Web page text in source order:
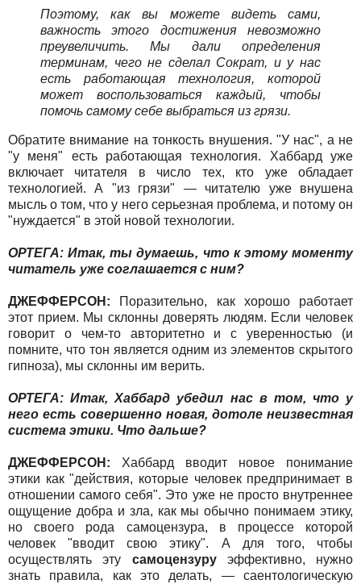
Поэтому, как вы можете видеть сами,
важность этого достижения невозможно
преувеличить. Мы дали определения
терминам, чего не сделал Сократ, и у нас
есть работающая технология, которой
может воспользоваться каждый, чтобы
помочь самому себе выбраться из грязи.
Обратите внимание на тонкость внушения. "У нас", а не
"у меня" есть работающая технология. Хаббард уже
включает читателя в число тех, кто уже обладает
технологией. А "из грязи" — читателю уже внушена
мысль о том, что у него серьезная проблема, и потому он
"нуждается" в этой новой технологии.
ОРТЕГА: Итак, ты думаешь, что к этому моменту
читатель уже соглашается с ним?
ДЖЕФФЕРСОН: Поразительно, как хорошо работает
этот прием. Мы склонны доверять людям. Если человек
говорит о чем-то авторитетно и с уверенностью (и
помните, что тон является одним из элементов скрытого
гипноза), мы склонны им верить.
ОРТЕГА: Итак, Хаббард убедил нас в том, что у
него есть совершенно новая, дотоле неизвестная
система этики. Что дальше?
ДЖЕФФЕРСОН: Хаббард вводит новое понимание
этики как "действия, которые человек предпринимает в
отношении самого себя". Это уже не просто внутреннее
ощущение добра и зла, как мы обычно понимаем этику,
но своего рода самоцензура, в процессе которой
человек "вводит свою этику". А для того, чтобы
осуществлять эту самоцензуруэффективно, нужно
знать правила, как это делать, — саентологическую